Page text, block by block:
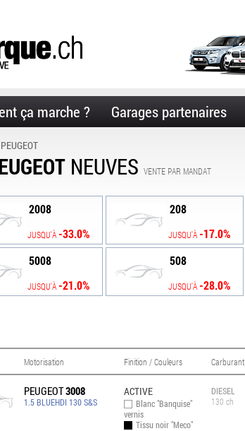
ça marche ? Garages partenaires
PEUGEOT
NEUVES VENTE PAR MANDAT
2008
JUSQU'À -33.0%
208
JUSQU'À -17.0%
5008
JUSQU'À -21.0%
508
JUSQU'À -28.0%
Motorisation Finition / Couleurs Carburant
PEUGEOT3008
1.5 BLUEHDI 130 S&S
ACTIVE
Blanc "Banquise"
vernis
Tissu noir "Meco"
DIESEL
130 ch